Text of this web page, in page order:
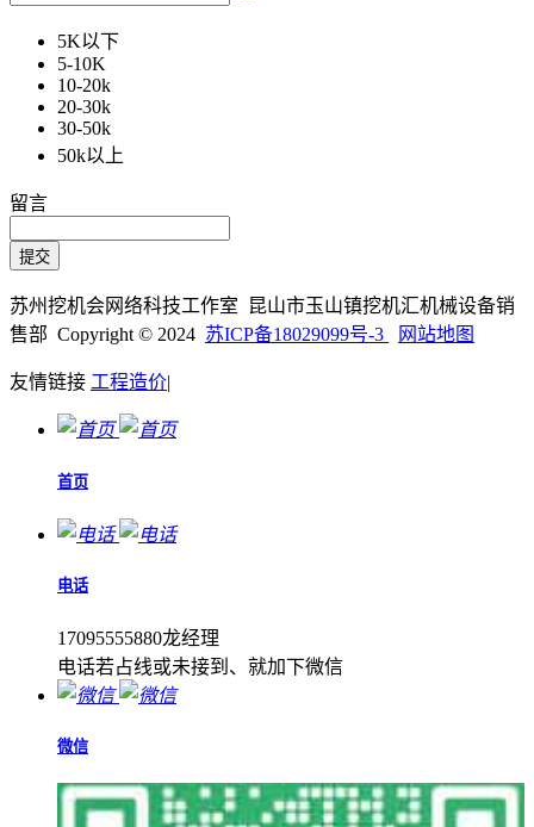
5K以下
5-10K
10-20k
20-30k
30-50k
50k以上
留言
苏州挖机会网络科技工作室 昆山市玉山镇挖机汇机械设备销
售部 Copyright © 2024 苏ICP备18029099号-3 网站地图
友情链接 工程造价|
首页
电话
17095555880龙经理
电话若占线或未接到、就加下微信
微信